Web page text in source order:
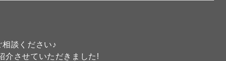
談ください♪
介させていただきました!